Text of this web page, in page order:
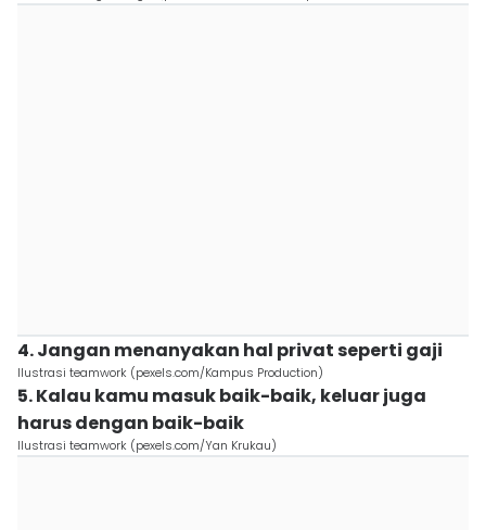
4. Jangan menanyakan hal privat seperti gaji
Ilustrasi teamwork (pexels.com/Kampus Production)
5. Kalau kamu masuk baik-baik, keluar juga
harus dengan baik-baik
Ilustrasi teamwork (pexels.com/Yan Krukau)